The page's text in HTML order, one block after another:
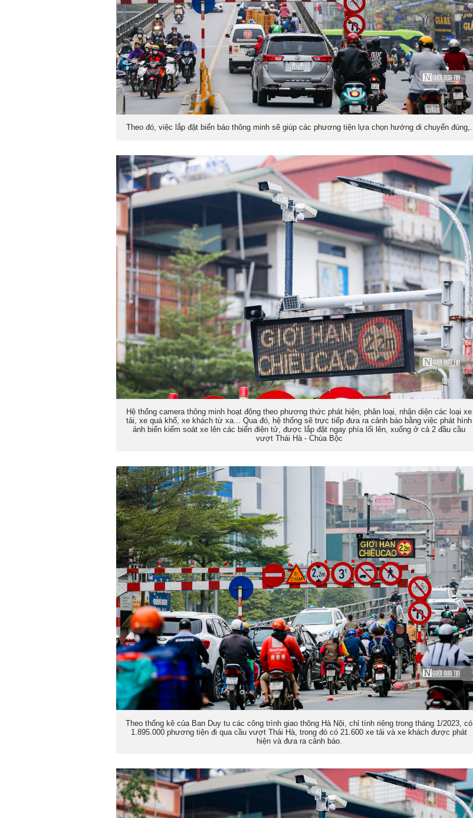
Theo đó, việc lắp đặt biển báo thông minh sẽ giúp các phương tiện lựa chọn hướng di chuyển đúng,.
Hệ thống camera thông minh hoạt động theo phương thức phát hiện, phân loại, nhận diện các loại xe
tải, xe quá khổ, xe khách từ xa... Qua đó, hệ thống sẽ trực tiếp đưa ra cảnh báo bằng việc phát hình
ảnh biển kiểm soát xe lên các biển điện tử, được lắp đặt ngay phía lối lên, xuống ở cả 2 đầu cầu
vượt Thái Hà - Chùa Bộc
Theo thống kê của Ban Duy tu các công trình giao thông Hà Nội, chỉ tính riêng trong tháng 1/2023, có
1.895.000 phương tiện đi qua cầu vượt Thái Hà, trong đó có 21.600 xe tải và xe khách được phát
hiện và đưa ra cảnh báo.